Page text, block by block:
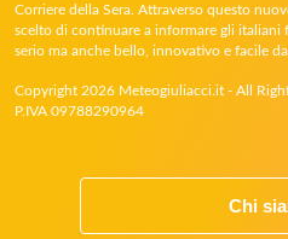
Corriere della Sera. Attraverso questo
scelto di continuare a informare gli italiani
serio ma anche bello, innovativo e facile da
Copyright 2026 Meteogiuliacci.it - All
P.IVA 09788290964
Chi